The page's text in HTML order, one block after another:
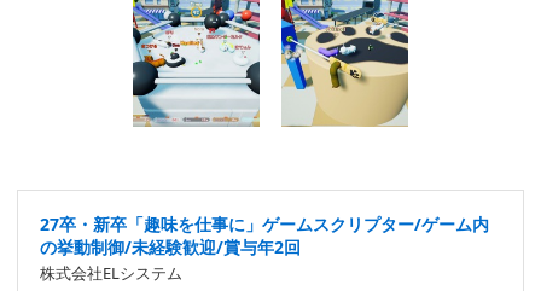
27卒・新卒「趣味を仕事に」ゲームスクリプター/ゲーム内
の挙動制御/未経験歓迎/賞与年2回
株式会社ELシステム